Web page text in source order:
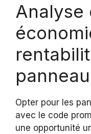
Analyse
Opter pour les
avec le code
une opportunité